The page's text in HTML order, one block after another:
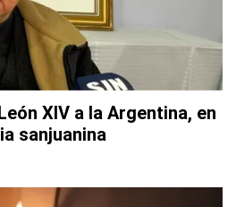
XIV a la Argentina, en
sanjuanina